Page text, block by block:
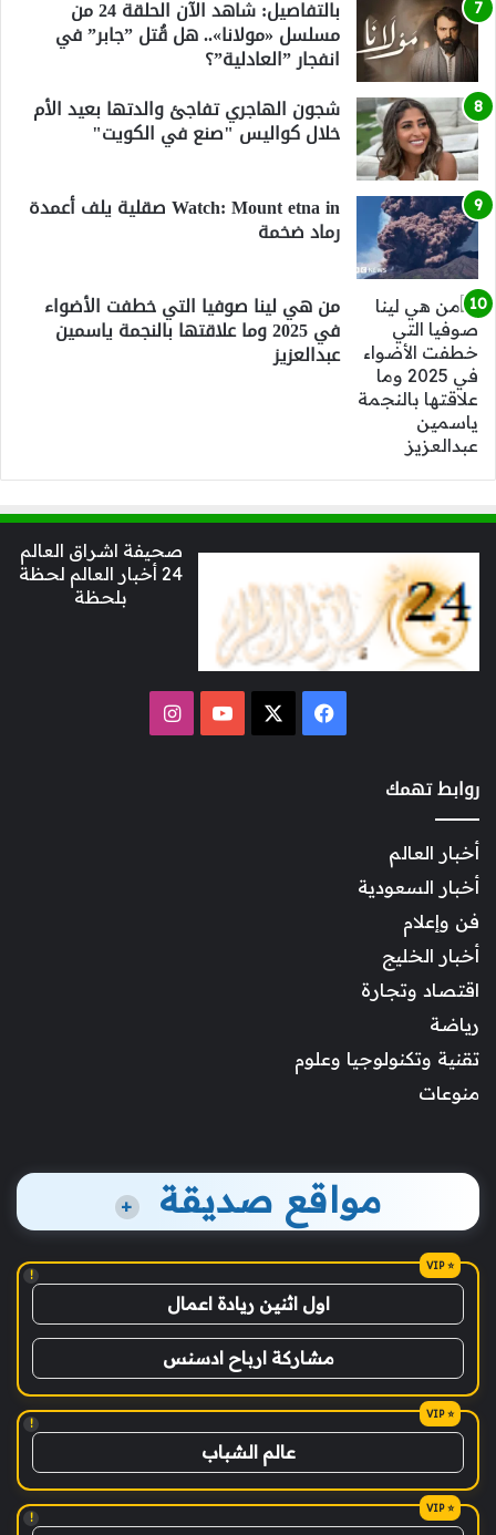
بالتفاصيل: شاهد الآن الحلقة 24 من
مسلسل «مولانا».. هل قُتل ”جابر” في
انفجار ”العادلية”؟
شجون الهاجري تفاجئ والدتها بعيد الأم
خلال كواليس "صنع في الكويت"
Watch: Mount etna in صقلية يلف أعمدة
رماد ضخمة
من هي لينا صوفيا التي خطفت الأضواء
في 2025 وما علاقتها بالنجمة ياسمين
عبدالعزيز
صحيفة اشراق العالم
24 أخبار العالم لحظة
بلحظة
فيسبوك ‫YouTubeانستقرام
روابط تهمك
أخبار العالم
أخبار السعودية
فن وإعلام
أخبار الخليج
اقتصاد وتجارة
رياضة
تقنية وتكنولوجيا وعلوم
منوعات
مواقع صديقة +
!
اول اثنين ريادة اعمال
مشاركة ارباح ادسنس
!
عالم الشباب
!